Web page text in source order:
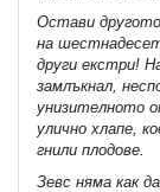
Остави
на
други екстри!
замлъкнал,
унизителното
улично хлапе,
гнили плодове.
Зевс няма как